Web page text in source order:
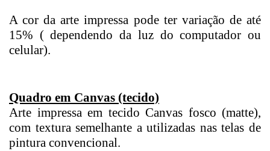
A cor da arte impressa pode ter variação de até
15% ( dependendo da luz do computador ou
celular).
Quadro em Canvas (tecido)
Arte impressa em tecido Canvas fosco (matte),
com textura semelhante a utilizadas nas telas de
pintura convencional.